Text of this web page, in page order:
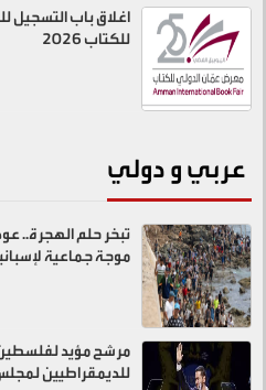
اغلاق باب
للكتاب 2026
عربي و دولي
موجة جماعية
مرشح مؤيد لفلسطين
للديمقراطيين